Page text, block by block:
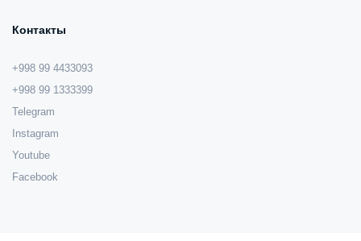
Контакты
+998 99 4433093
+998 99 1333399
Telegram
Instagram
Youtube
Facebook